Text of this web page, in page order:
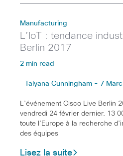
Manufacturing
L’IoT : tendance
Berlin 2017
2 min read
Talyana Cunningham - 7
L’événement Cisco Live Berlin
vendredi 24 février dernier. 13
toute l’Europe à la recherche
des équipes
Lisez la suite